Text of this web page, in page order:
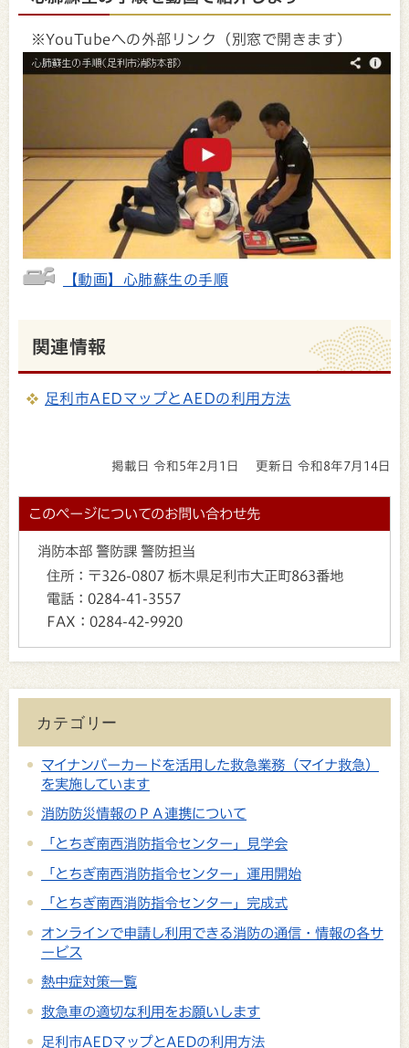
※YouTubeへの外部リンク（別窓で開きます）
【動画】心肺蘇生の手順
関連情報
足利市AEDマップとAEDの利用方法
掲載日 令和5年2月1日 更新日 令和8年7月14日
このページについてのお問い合わせ先
消防本部 警防課 警防担当
住所： 〒326-0807 栃木県足利市大正町863番地
電話： 0284-41-3557
FAX： 0284-42-9920
カテゴリー
マイナンバーカードを活用した救急業務（マイナ救急）
を実施しています
消防防災情報のＰＡ連携について
「とちぎ南西消防指令センター」見学会
「とちぎ南西消防指令センター」運用開始
「とちぎ南西消防指令センター」完成式
オンラインで申請し利用できる消防の通信・情報の各サ
ービス
熱中症対策一覧
救急車の適切な利用をお願いします
足利市AEDマップとAEDの利用方法